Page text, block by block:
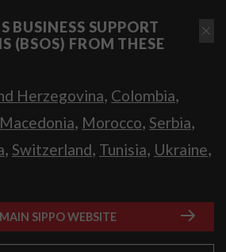
BUSINESS SUPPORT
(BSOS) FROM THESE
Herzegovina, Colombia,
, Morocco, Serbia,
, Switzerland, Tunisia, Ukraine,
SIPPO WEBSITE